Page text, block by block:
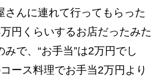
さんに連れて行ってもらった
円くらいするお店だったみた
で、“お手当”は2万円でし
ース料理でお手当2万円より